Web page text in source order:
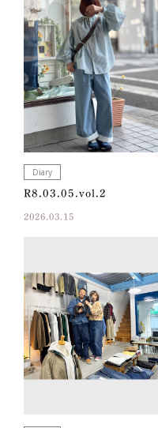
Diary
R8.03.05.vol.2
2026.03.15